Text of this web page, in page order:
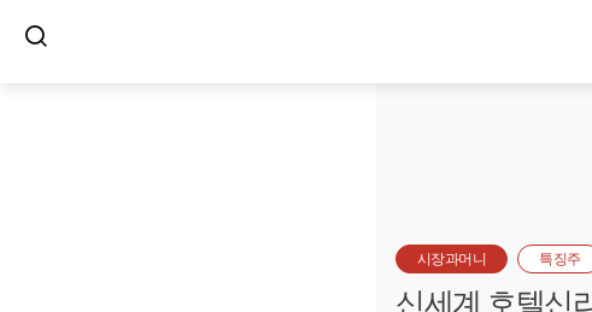
시장과머니 특징주
신세계 호텔신